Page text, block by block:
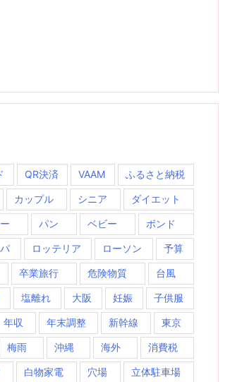
QR決済 VAAM ふるさと納税
カップル シニア ダイエット
パン ベビー ボンド
ロッテリア ローソン 予算
卒業旅行 危険物質 台風
塩離れ 大阪 妊娠 子供服
年収 年末調整 新幹線 東京
梅雨 沖縄 海外 消費税
白物家電 穴場 立体駐車場